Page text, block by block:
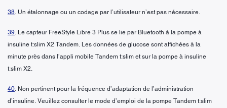
38. Un étalonnage ou un codage par l’utilisateur n’est pas nécessaire.
39. Le capteur FreeStyle Libre 3 Plus se lie par Bluetooth à la pompe à
insuline t:slim X2 Tandem. Les données de glucose sont affichées à la
minute près dans l’appli mobile Tandem t:slim et sur la pompe à insuline
t:slim X2.
40. Non pertinent pour la fréquence d’adaptation de l’administration
d’insuline. Veuillez consulter le mode d’emploi de la pompe Tandem t:slim